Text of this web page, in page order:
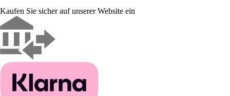
Kaufen Sie sicher auf unserer Website ein